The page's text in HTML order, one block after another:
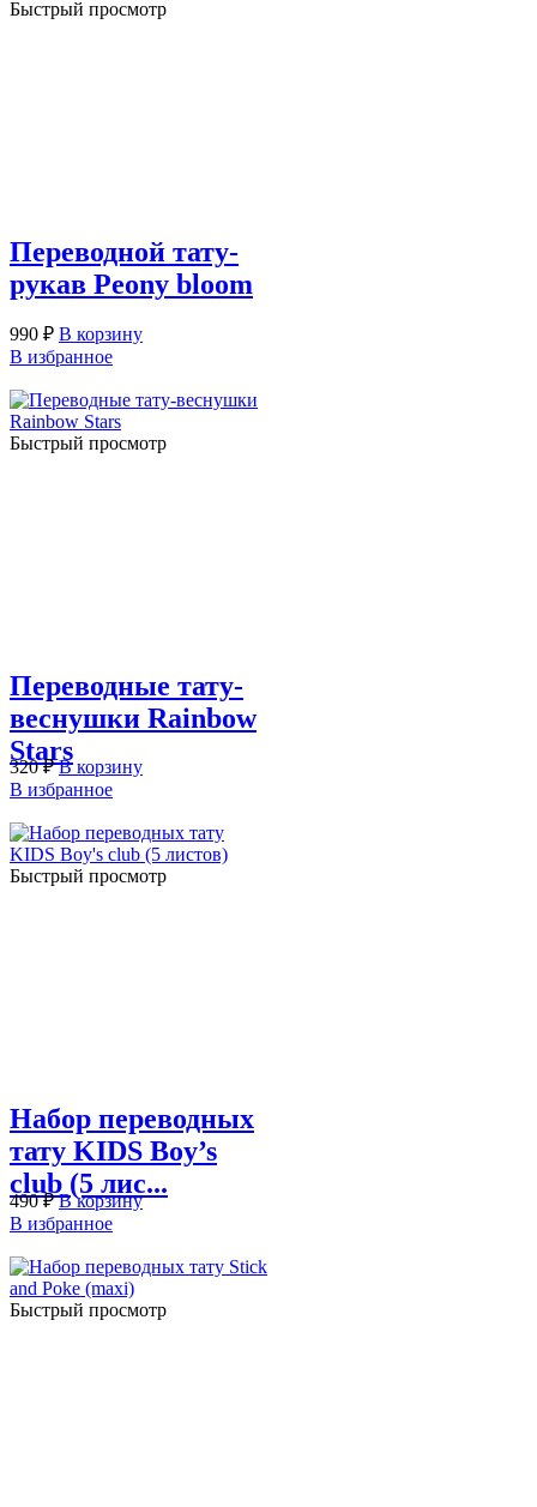
Быстрый просмотр
Переводной тату-
рукав Peony bloom
990 ₽ В корзину
В избранное
Быстрый просмотр
Переводные тату-
веснушки Rainbow
Stars
320₽ В корзину
В избранное
Быстрый просмотр
Набор переводных
тату KIDS Boy’s
club (5 лис...
490₽ В корзину
В избранное
Быстрый просмотр